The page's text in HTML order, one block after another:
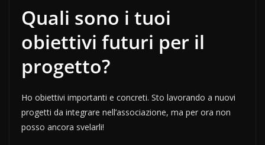
Quali sono i tuoi
obiettivi futuri per il
progetto?
Ho obiettivi importanti e concreti. Sto lavorando a nuovi
progetti da integrare nell’associazione, ma per ora non
posso ancora svelarli!